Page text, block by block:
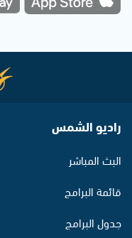
راديو الشمس
البث المباشر
قائمة البرامج
جدول البرامج